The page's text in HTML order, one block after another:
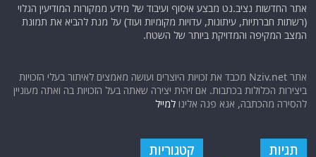
אתר החדשות נציב.נט מבצע איסוף ועיבוד של מידע ממקורות המודיעין הגלוי
(רשתות חברתיות, עיתונות, עדויות מקומיות ועוד) על מנת להביא את תמונת
המצב המקיפה והמדויקת ביותר של השטח.
אתר Nziv.net מכבד את זכויות היוצרים ועושה מאמצים לאיתור בעלי הזכויות
ביצירות הכלולות בכתבות. אם זיהית יצירה שאתה בעל הזכויות בה ואתה מעוניין
להסירה מהכתבה, אנא פנה אלינולמייל
תגיות קטגוריות